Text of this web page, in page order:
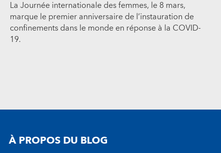
La Journée internationale des femmes, le 8 mars,
marque le premier anniversaire de l’instauration de
confinements dans le monde en réponse à la COVID-
19.
À PROPOS DU BLOG